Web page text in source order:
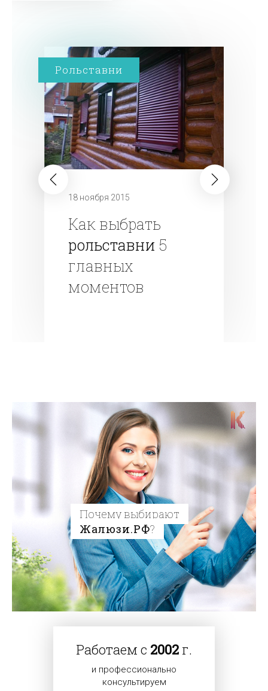
18 ноября 2015
Как выбрать
рольставни 5
главных
моментов
Рольставни
Почему выбирают
Жалюзи.РФ?
Работаем с 2002 г.
и профессионально
консультируем